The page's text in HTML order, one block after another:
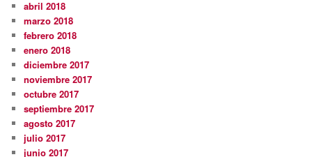
abril 2018
marzo 2018
febrero 2018
enero 2018
diciembre 2017
noviembre 2017
octubre 2017
septiembre 2017
agosto 2017
julio 2017
junio 2017